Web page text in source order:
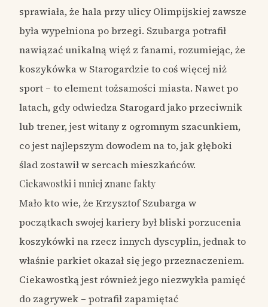
sprawiała, że hala przy ulicy Olimpijskiej zawsze
była wypełniona po brzegi. Szubarga potrafił
nawiązać unikalną więź z fanami, rozumiejąc, że
koszykówka w Starogardzie to coś więcej niż
sport – to element tożsamości miasta. Nawet po
latach, gdy odwiedza Starogard jako przeciwnik
lub trener, jest witany z ogromnym szacunkiem,
co jest najlepszym dowodem na to, jak głęboki
ślad zostawił w sercach mieszkańców.
Ciekawostki i mniej znane fakty
Mało kto wie, że Krzysztof Szubarga w
początkach swojej kariery był bliski porzucenia
koszykówki na rzecz innych dyscyplin, jednak to
właśnie parkiet okazał się jego przeznaczeniem.
Ciekawostką jest również jego niezwykła pamięć
do zagrywek – potrafił zapamiętać